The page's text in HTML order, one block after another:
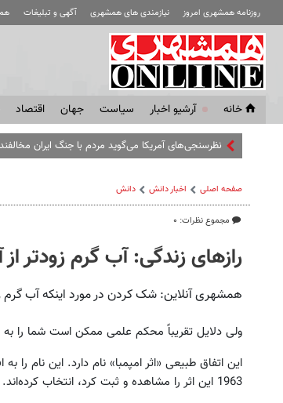
روزنامه همشهری امروز نیازمندی های همشهری آگهی و تبلیغات
خانه آرشیو اخبار سياست جهان اقتصاد
نظرسنجی‌های آمریکا می‌گوید مردم با جنگ ایران مخالفند
صفحه اصلی اخبار دانش دانش
مجموع نظرات: ۰
راز‌های زندگی: آب گرم زودتر
همشهری آنلاین: شک کردن در مورد اینکه آب
ولی دلایل تقریباً محکم علمی ممکن است شما را به
این اتفاق طبیعی «اثر امپمبا» نام دارد. این نام را
1963 این اثر را مشاهده و ثبت کرد، انتخاب کرده‌اند.